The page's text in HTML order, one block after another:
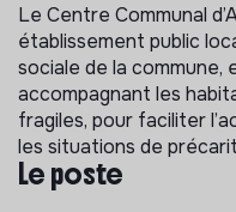
Le Centre Communal
établissement public
sociale de la
accompagnant les
fragiles, pour faciliter
les situations de
Le poste